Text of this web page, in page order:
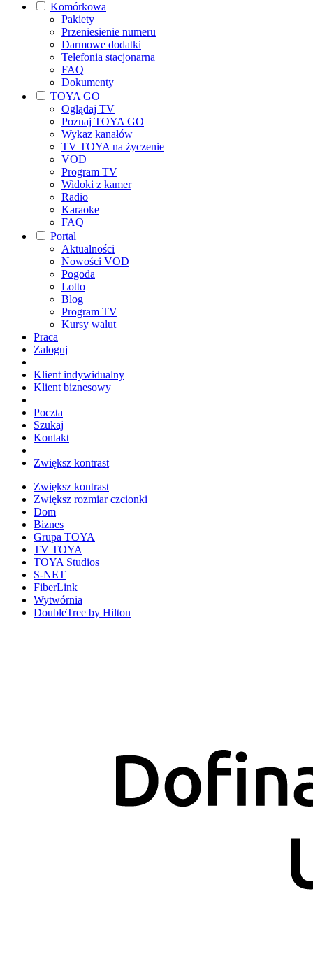
Komórkowa
Pakiety
Przeniesienie numeru
Darmowe dodatki
Telefonia stacjonarna
FAQ
Dokumenty
TOYA GO
Oglądaj TV
Poznaj TOYA GO
Wykaz kanałów
TV TOYA na życzenie
VOD
Program TV
Widoki z kamer
Radio
Karaoke
FAQ
Portal
Aktualności
Nowości VOD
Pogoda
Lotto
Blog
Program TV
Kursy walut
Praca
Zaloguj
Klient indywidualny
Klient biznesowy
Poczta
Szukaj
Kontakt
Zwiększ kontrast
Zwiększ kontrast
Zwiększ rozmiar czcionki
Dom
Biznes
Grupa TOYA
TV TOYA
TOYA Studios
S-NET
FiberLink
Wytwórnia
DoubleTree by Hilton